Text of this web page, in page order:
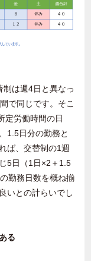
は週4日と異なっ
で同じです。そこ
定労働時間の日
1.5日分の勤務と
ば、交替制の1週
5日（1日×2＋1.5
勤務日数を概ね揃
いとの計らいでし
る